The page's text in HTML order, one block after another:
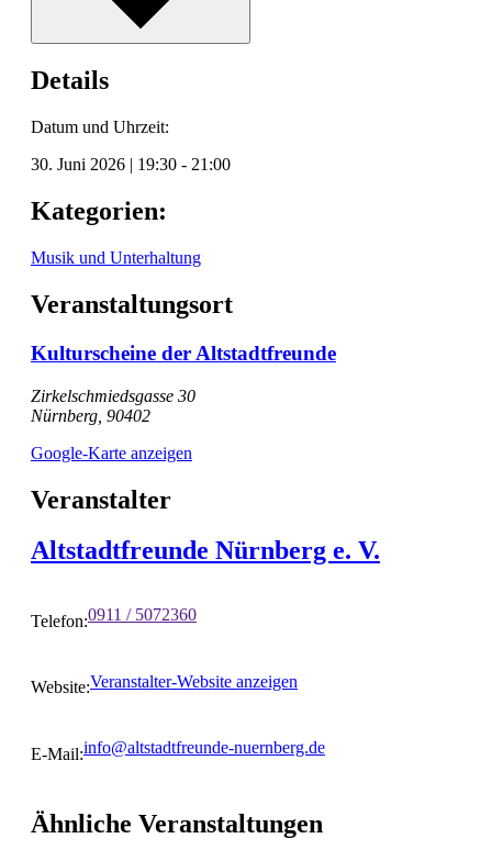
Details
Datum und Uhrzeit:
30. Juni 2026 | 19:30 - 21:00
Kategorien:
Musik und Unterhaltung
Veranstaltungsort
Kulturscheine der Altstadtfreunde
Zirkelschmiedsgasse 30
Nürnberg 90402
Google-Karte anzeigen
Veranstalter
Altstadtfreunde Nürnberg e. V.
Telefon:0911 / 5072360
Website:Veranstalter-Website anzeigen
E-Mail:info@altstadtfreunde-nuernberg.de
Ähnliche Veranstaltungen